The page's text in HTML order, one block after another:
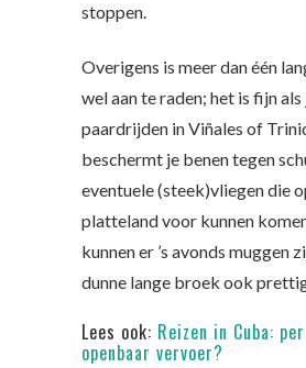
stoppen.
Overigens is meer dan één
wel aan te raden; het is fijn
paardrijden in Viñales of
beschermt je benen tegen
eventuele (steek)vliegen die
platteland voor kunnen
kunnen er ’s avonds muggen
dunne lange broek ook
Lees ook: Reizen in Cuba:
openbaar vervoer?